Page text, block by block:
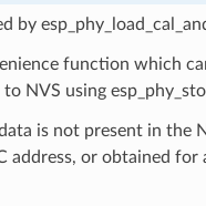
by
function which
NVS using
is not present in the
address, or obtained